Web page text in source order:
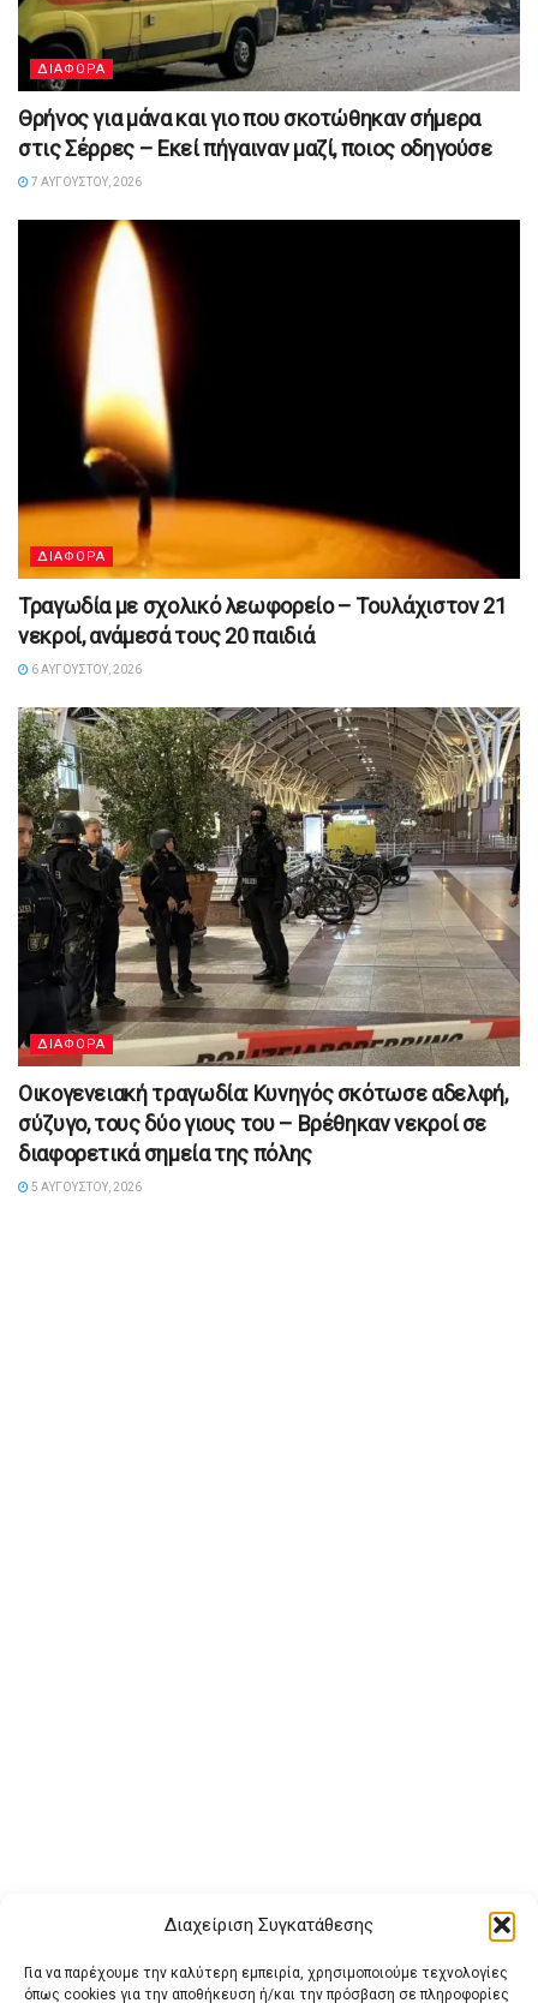
Διαχείριση Συγκατάθεσης
Για να παρέχουμε την καλύτερη εμπειρία, χρησιμοποιούμε τεχνολογίες
όπως cookies για την αποθήκευση ή/και την πρόσβαση σε πληροφορίες
ΔΙΑΦΟΡΑ
Θρήνος για μάνα και γιο που σκοτώθηκαν σήμερα
στις Σέρρες – Εκεί πήγαιναν μαζί, ποιος οδηγούσε
7 ΑΥΓΟΎΣΤΟΥ, 2026
ΔΙΑΦΟΡΑ
Τραγωδία με σχολικό λεωφορείο – Τουλάχιστον 21
νεκροί, ανάμεσά τους 20 παιδιά
6 ΑΥΓΟΎΣΤΟΥ, 2026
ΔΙΑΦΟΡΑ
Οικογενειακή τραγωδία: Κυνηγός σκότωσε αδελφή,
σύζυγο, τους δύο γιους του – Βρέθηκαν νεκροί σε
διαφορετικά σημεία της πόλης
5 ΑΥΓΟΎΣΤΟΥ, 2026